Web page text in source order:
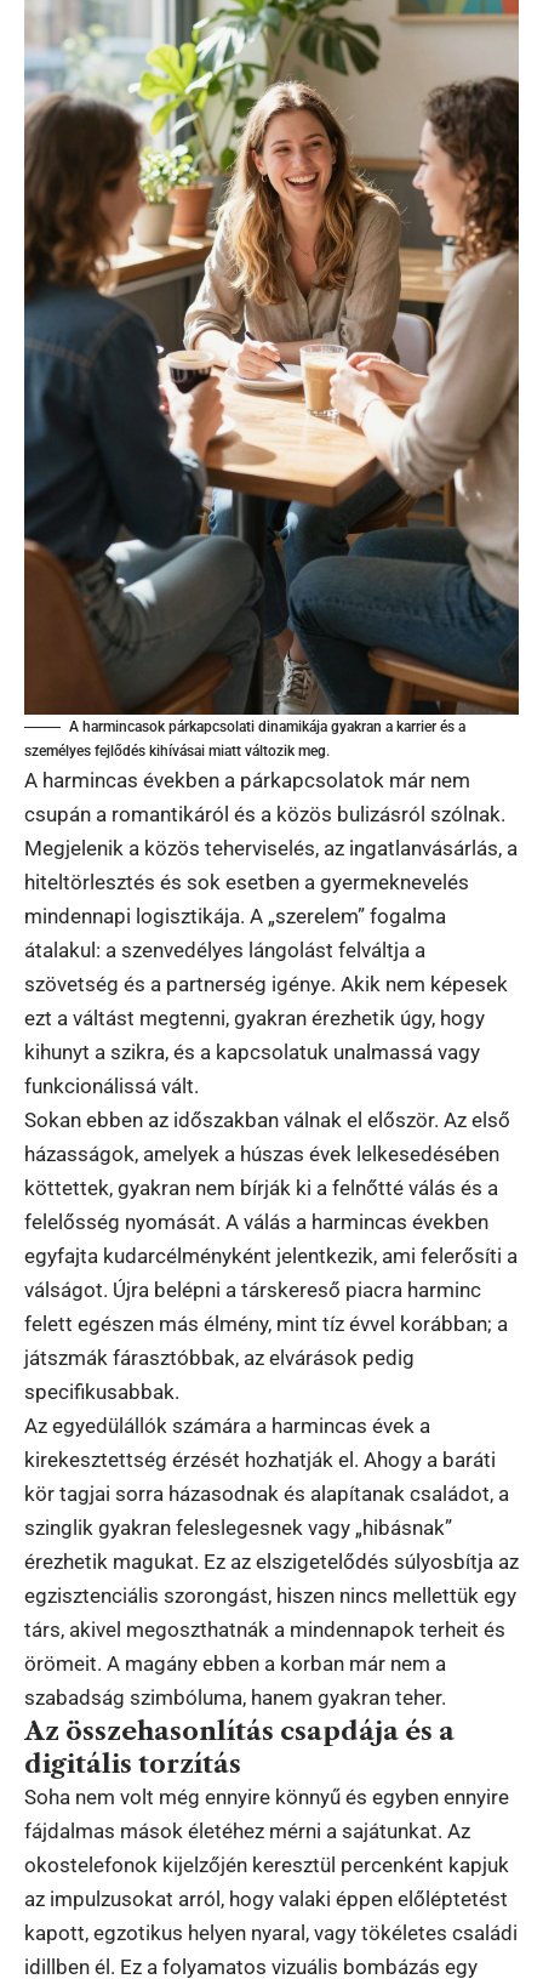
A harmincasok párkapcsolati dinamikája gyakran a karrier és a
személyes fejlődés kihívásai miatt változik meg.
A harmincas években a párkapcsolatok már nem
csupán a romantikáról és a közös bulizásról szólnak.
Megjelenik a közös teherviselés, az ingatlanvásárlás, a
hiteltörlesztés és sok esetben a gyermeknevelés
mindennapi logisztikája. A „szerelem” fogalma
átalakul: a szenvedélyes lángolást felváltja a
szövetség és a partnerség igénye. Akik nem képesek
ezt a váltást megtenni, gyakran érezhetik úgy, hogy
kihunyt a szikra, és a kapcsolatuk unalmassá vagy
funkcionálissá vált.
Sokan ebben az időszakban válnak el először. Az első
házasságok, amelyek a húszas évek lelkesedésében
köttettek, gyakran nem bírják ki a felnőtté válás és a
felelősség nyomását. A válás a harmincas években
egyfajta kudarcélményként jelentkezik, ami felerősíti a
válságot. Újra belépni a társkereső piacra harminc
felett egészen más élmény, mint tíz évvel korábban; a
játszmák fárasztóbbak, az elvárások pedig
specifikusabbak.
Az egyedülállók számára a harmincas évek a
kirekesztettség érzését hozhatják el. Ahogy a baráti
kör tagjai sorra házasodnak és alapítanak családot, a
szinglik gyakran feleslegesnek vagy „hibásnak”
érezhetik magukat. Ez az elszigetelődés súlyosbítja az
egzisztenciális szorongást, hiszen nincs mellettük egy
társ, akivel megoszthatnák a mindennapok terheit és
örömeit. A magány ebben a korban már nem a
szabadság szimbóluma, hanem gyakran teher.
Az összehasonlítás csapdája és a
digitális torzítás
Soha nem volt még ennyire könnyű és egyben ennyire
fájdalmas mások életéhez mérni a sajátunkat. Az
okostelefonok kijelzőjén keresztül percenként kapjuk
az impulzusokat arról, hogy valaki éppen előléptetést
kapott, egzotikus helyen nyaral, vagy tökéletes családi
idillben él. Ez a folyamatos vizuális bombázás egy